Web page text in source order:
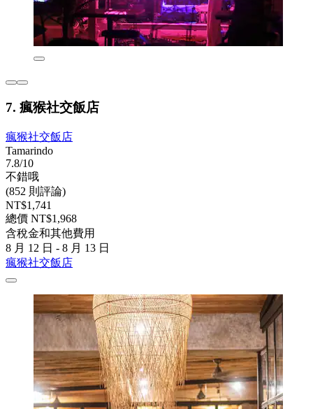
7. 瘋猴社交飯店
瘋猴社交飯店
Tamarindo
7.8/10
不錯哦
(852 則評論)
NT$1,741
總價 NT$1,968
含稅金和其他費用
8 月 12 日 - 8 月 13 日
瘋猴社交飯店